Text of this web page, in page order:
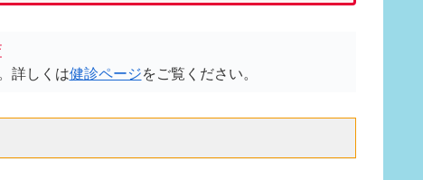
。詳しくは健診ページをご覧ください。